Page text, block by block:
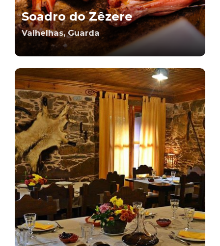
Soadro do Zêzere
Valhelhas, Guarda